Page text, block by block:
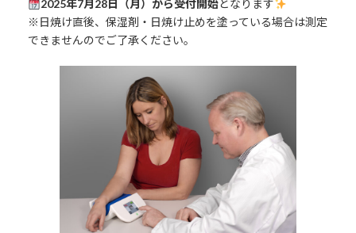
2025年7月28日（月）から受付開始となります
※日焼け直後、保湿剤・日焼け止めを塗っている場合は測定
できませんのでご了承ください。